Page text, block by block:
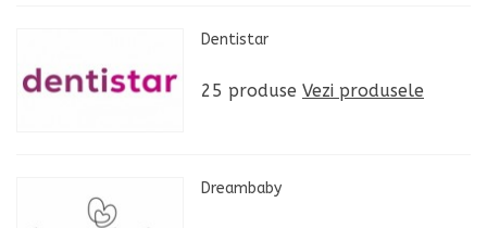
Dentistar
25 produse Vezi produsele
Dreambaby